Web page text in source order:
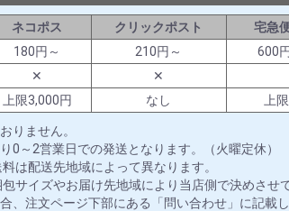
ネコポス クリックポスト
宅急
180円～ 210円～
600
✕ ✕
上限3,000円 なし 上
りません。
0～2営業日での発送となります。（火曜定休）
は配送先地域によって異なります。
サイズやお届け先地域により当店側で決めさせ
、注文ページ下部にある「問い合わせ」に記載し